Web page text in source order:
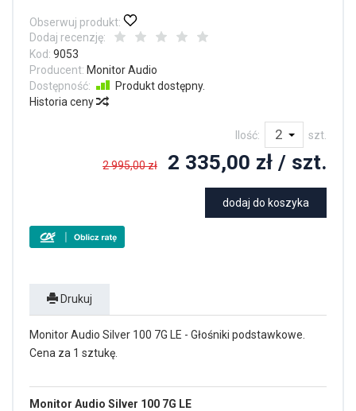
Obserwuj produkt:
Dodaj recenzję:
Kod: 9053
Producent: Monitor Audio
Dostępność:
Produkt dostępny.
Historia ceny
Ilość: szt.
2 995,00 zł 2 335,00 zł / szt.
dodaj do koszyka
Drukuj
Monitor Audio Silver 100 7G LE - Głośniki podstawkowe.
Cena za 1 sztukę.
Monitor Audio Silver 100 7G LE